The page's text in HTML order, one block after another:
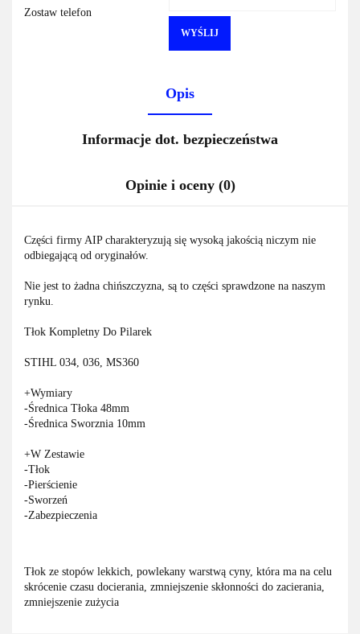
Zostaw telefon
WYŚLIJ
Opis
Informacje dot. bezpieczeństwa
Opinie i oceny (0)
Części firmy AIP charakteryzują się wysoką jakością niczym nie
odbiegającą od oryginałów.
Nie jest to żadna chińszczyzna, są to części sprawdzone na naszym
rynku.
Tłok Kompletny Do Pilarek
STIHL 034, 036, MS360
+Wymiary
-Średnica Tłoka 48mm
-Średnica Sworznia 10mm
+W Zestawie
-Tłok
-Pierścienie
-Sworzeń
-Zabezpieczenia
Tłok ze stopów lekkich, powlekany warstwą cyny, która ma na celu
skrócenie czasu docierania, zmniejszenie skłonności do zacierania,
zmniejszenie zużycia